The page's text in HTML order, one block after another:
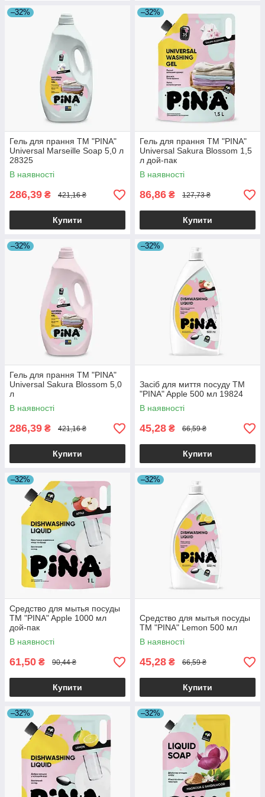
–32%
Гель для прання ТМ "PINA"
Universal Marseille Soap 5,0 л
28325
В наявності
286,39 ₴ 421,16 ₴
Купити
–32%
Гель для прання ТМ "PINA"
Universal Sakura Blossom 1,5
л дой-пак
В наявності
86,86 ₴ 127,73 ₴
Купити
–32%
Гель для прання ТМ "PINA"
Universal Sakura Blossom 5,0
л
В наявності
286,39 ₴ 421,16 ₴
Купити
–32%
Засіб для миття посуду ТМ
"PINA" Apple 500 мл 19824
В наявності
45,28 ₴ 66,59 ₴
Купити
–32%
Средство для мытья посуды
ТМ "PINA" Apple 1000 мл
дой-пак
В наявності
61,50 ₴ 90,44 ₴
Купити
–32%
Средство для мытья посуды
ТМ "PINA" Lemon 500 мл
В наявності
45,28 ₴ 66,59 ₴
Купити
–32% –32%